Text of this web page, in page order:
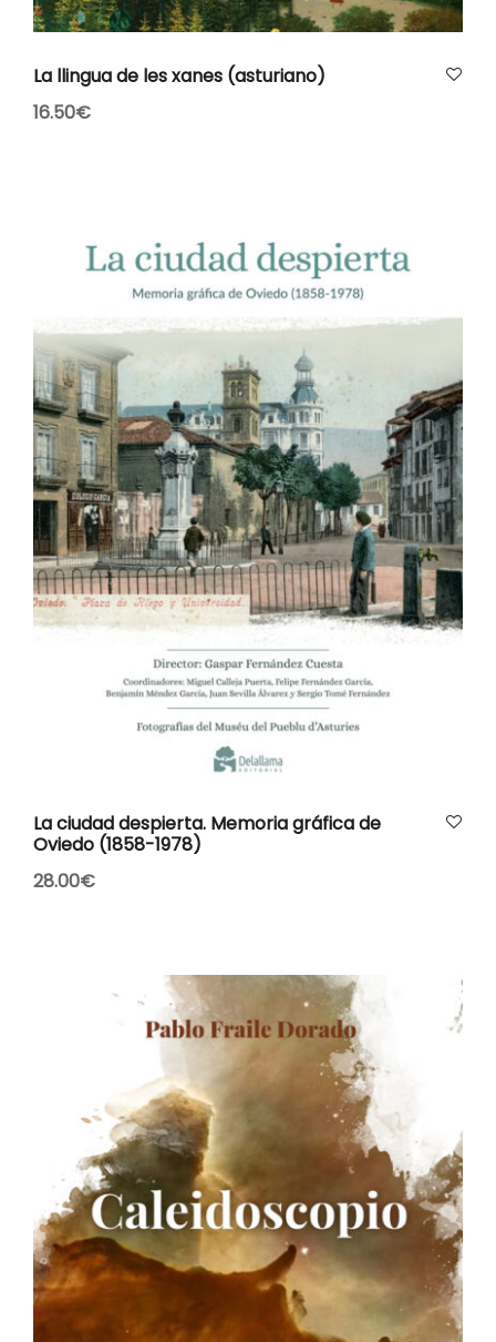
AÑADIR AL CARRITO
La llingua de les xanes (asturiano)
16.50€
La ciudad despierta. Memoria gráfica de
Oviedo (1858-1978)
28.00€